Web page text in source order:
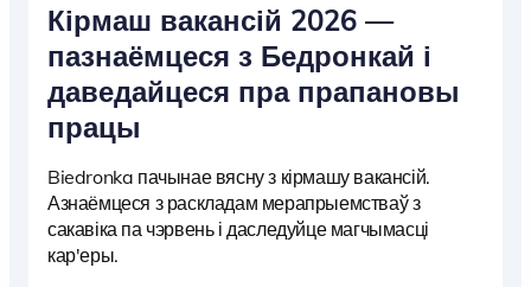
Кірмаш вакансій 2026 —
пазнаёмцеся з Бедронкай і
даведайцеся пра прапановы
працы
Biedronka пачынае вясну з кірмашу вакансій.
Азнаёмцеся з раскладам мерапрыемстваў з
сакавіка па чэрвень і даследуйце магчымасці
кар'еры.